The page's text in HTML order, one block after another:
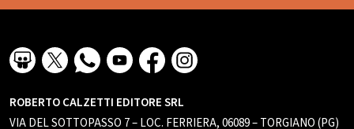
ROBERTO CALZETTI EDITORE SRL
VIA DEL SOTTOPASSO 7 – LOC. FERRIERA, 06089 – TORGIANO (PG)